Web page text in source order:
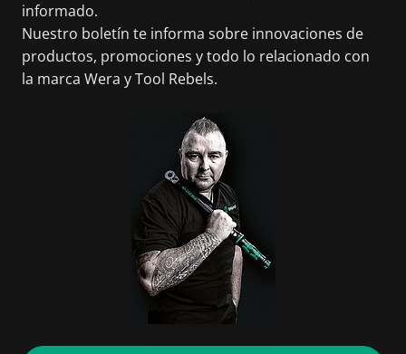
informado.
Nuestro boletín te informa sobre innovaciones de
productos, promociones y todo lo relacionado con
la marca Wera y Tool Rebels.